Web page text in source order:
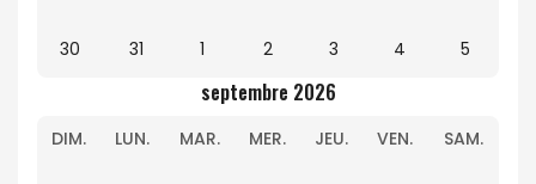
30 31 1 2 3 4 5
septembre 2026
DIM. LUN. MAR. MER. JEU. VEN. SAM.